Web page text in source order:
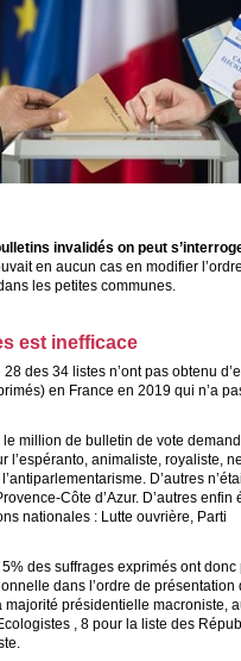
invalidés on peut
en aucun cas en modifier
les petites communes.
est inefficace
des 34 listes n’ont pas obtenu
en France en 2019 qui n’a
million de bulletin de vote
l’espéranto, animaliste, royaliste,
D’autres
Côte d’Azur. D’autres enfin
nationales : Lutte ouvrière, Parti
des suffrages exprimés ont donc
dans l’ordre de présentation
présidentielle macroniste,
, 8 pour la liste des